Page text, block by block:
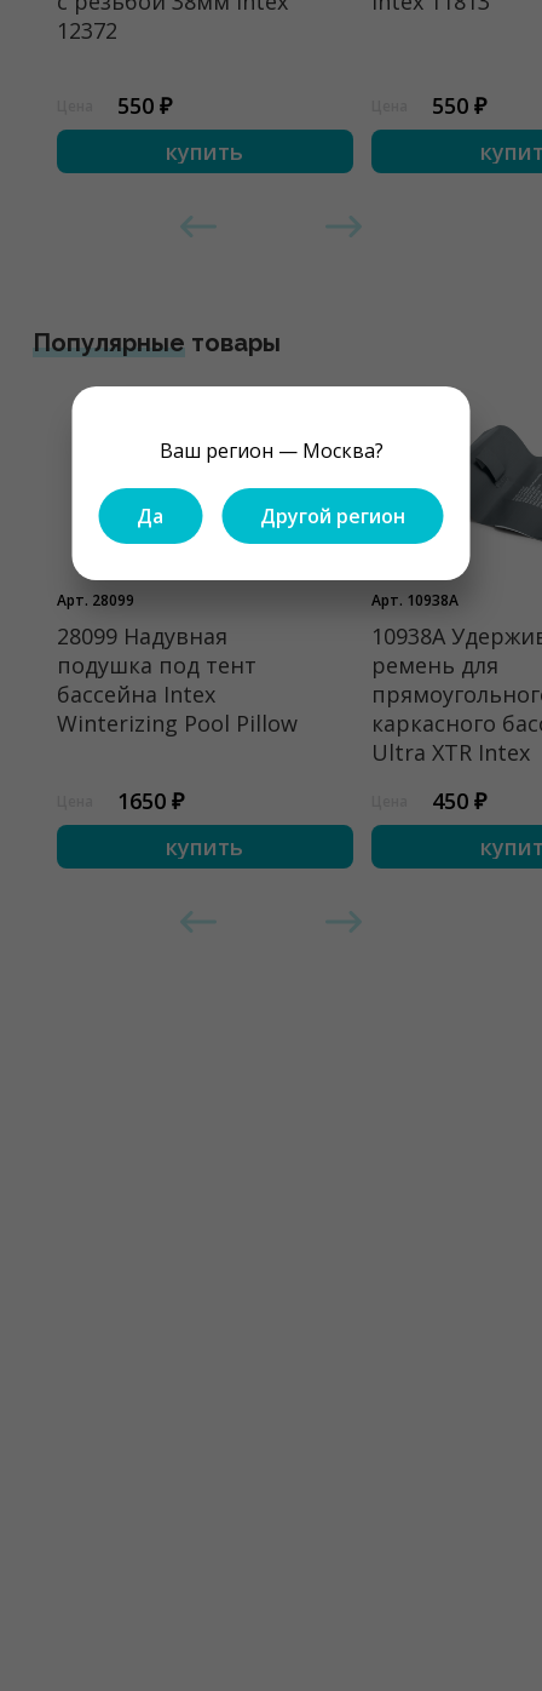
Ваш регион — Москва?
Да Другой регион
12372
550 ₽
купить
550 ₽
Популярныетовары
Арт. 28099
28099 Надувная
подушка под тент
бассейна Intex
Winterizing Pool Pillow
1650 ₽
купить
Арт. 10938A
10938A
ремень для
каркасного
Ultra XTR Intex
450 ₽